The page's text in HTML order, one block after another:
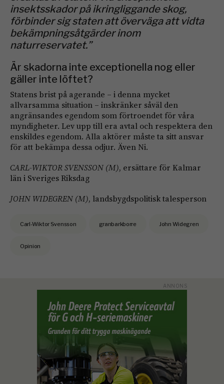
insektsskador på ikringliggande skog,
förbinder sig staten att överväga att vidta
bekämpningsåtgärder inom
naturreservatet.”
Är skadorna inte exceptionella nog eller
gäller inte löftet?
Statens brist på agerande – i denna mycket
allvarsamma situation – inskränker såväl den
angränsandes egendom som förtroendet för våra
myndigheter. Lev upp till era avtal och respektera den
enskildes egendom. Alla aktörer måste ta sitt ansvar
för att bekämpa dessa odjur. Även Ni.
CARL-WIKTOR SVENSSON (M), ersättare för Kalmar
län i Sveriges Riksdag
JOHN WIDEGREN (M), landsbygdspolitisk talesperson
Carl-Wiktor Svensson granbarkborre John Widegren
Opinion